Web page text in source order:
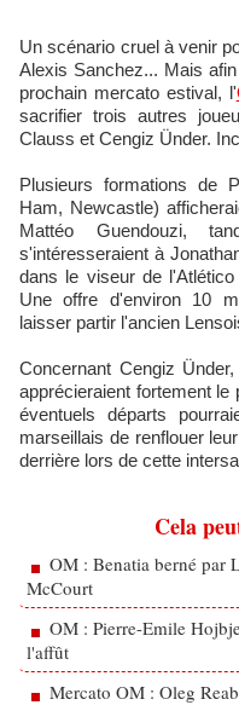
Un scénario cruel à venir pour Frank McCourt et les siens avec
Alexis Sanchez... Mais
prochain mercato estival, l'
sacrifier trois autres
Clauss et Cengiz Ünder.
Plusieurs formations de
Ham, Newcastle)
Mattéo Guendouzi,
s'intéresseraient à
dans le viseur de
Une offre d'environ 10
laisser partir l'ancien
Concernant Cengiz
apprécieraient fortement le
éventuels départs
marseillais de renflouer
derrière lors de cette
Cela
OM : Benatia berné par
McCourt
OM : Pierre-Emile
l'affût
Mercato OM : Oleg